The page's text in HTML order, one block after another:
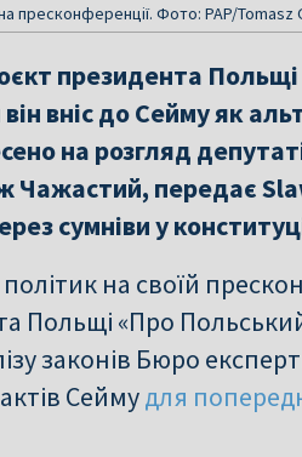
пресконференції. Фото: PAP/Tomasz
президента
вніс до Сейму як
на розгляд
Чажастий, передає
сумніви у
на своїй
Польщі «Про
законів Бюро
Сеймудля